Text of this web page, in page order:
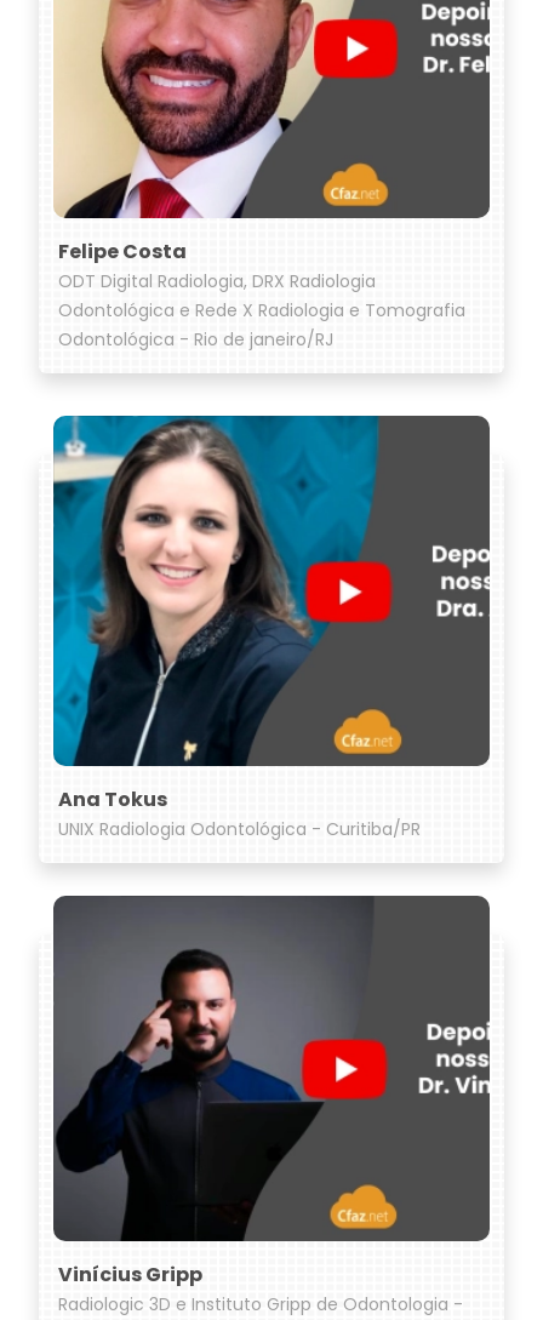
Felipe Costa
ODT Digital Radiologia, DRX Radiologia
Odontológica e Rede X Radiologia e Tomografia
Odontológica - Rio de janeiro/RJ
Ana Tokus
UNIX Radiologia Odontológica - Curitiba/PR
Vinícius Gripp
Radiologic 3D e Instituto Gripp de Odontologia -